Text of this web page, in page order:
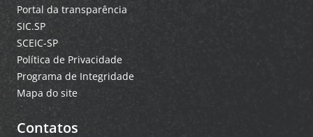
Portal da transparência
SIC.SP
SCEIC-SP
Política de Privacidade
Programa de Integridade
Mapa do site
Contatos